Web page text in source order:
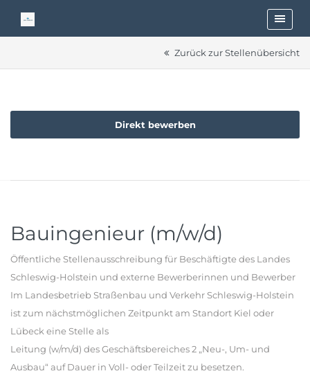
Zurück zur Stellenübersicht
Direkt bewerben
Bauingenieur (m/w/d)
Öffentliche Stellenausschreibung für Beschäftigte des Landes
Schleswig-Holstein und externe Bewerberinnen und Bewerber
Im Landesbetrieb Straßenbau und Verkehr Schleswig-Holstein
ist zum nächstmöglichen Zeitpunkt am Standort Kiel oder
Lübeck eine Stelle als
Leitung (w/m/d) des Geschäftsbereiches 2 „Neu-, Um- und
Ausbau“ auf Dauer in Voll- oder Teilzeit zu besetzen.